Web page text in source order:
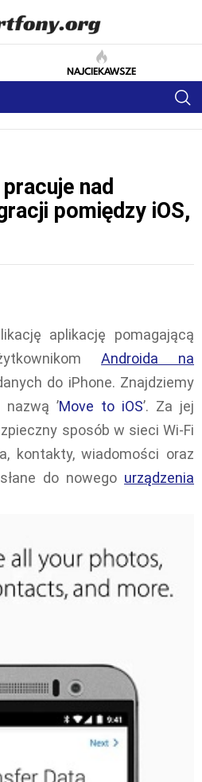
NAJCIEKAWSZE
nad
pomiędzy iOS,
aplikację pomagającą
Androida na
do iPhone. Znajdziemy
’Move to iOS’. Za jej
sposób w sieci Wi-Fi
kontakty, wiadomości oraz
do nowego urządzenia